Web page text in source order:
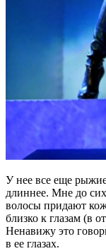
У нее все еще
длиннее. Мне до
волосы придают
близко к глазам (в
Ненавижу это
в ее глазах.